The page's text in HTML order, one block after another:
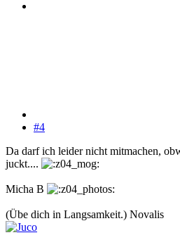
#4
Da darf ich leider nicht mitmachen,
juckt....
Micha B
(Übe dich in Langsamkeit.) Novalis